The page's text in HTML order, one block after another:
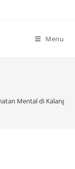
Menu
Mental di